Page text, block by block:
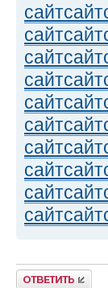
сайтсайт
сайтсайт
сайтсайт
сайтсайт
сайтсайт
сайтсайт
сайтсайт
сайтсайт
сайтсайт
сайтсайт
Ответить